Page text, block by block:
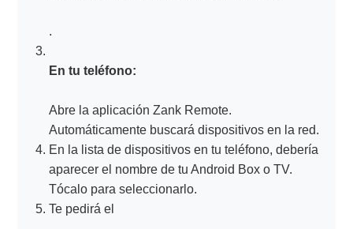
.
En tu teléfono:
Abre la aplicación Zank Remote.
Automáticamente buscará dispositivos en la red.
En la lista de dispositivos en tu teléfono, debería
aparecer el nombre de tu Android Box o TV.
Tócalo para seleccionarlo.
Te pedirá el